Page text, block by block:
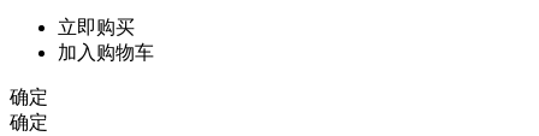
立即购买
加入购物车
确定
确定